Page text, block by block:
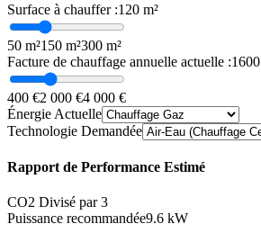
Surface à chauffer :120 m²
50 m²150 m²300 m²
Facture de chauffage annuelle actuelle :1600
400 €2 000 €4 000 €
Énergie Actuelle
Technologie Demandée
Rapport de Performance Estimé
CO2 Divisé par 3
Puissance recommandée9.6 kW